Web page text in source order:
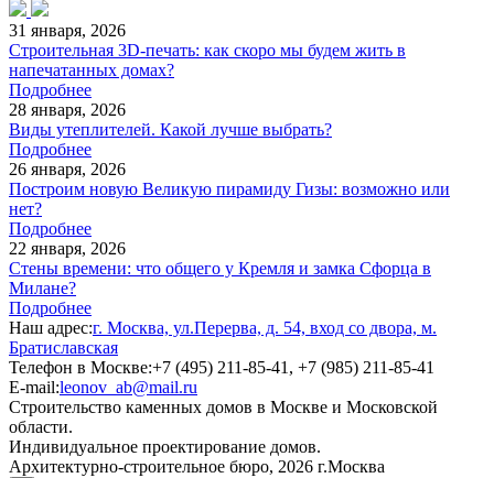
31 января, 2026
Строительная 3D-печать: как скоро мы будем жить в
напечатанных домах?
Подробнее
28 января, 2026
Виды утеплителей. Какой лучше выбрать?
Подробнее
26 января, 2026
Построим новую Великую пирамиду Гизы: возможно или
нет?
Подробнее
22 января, 2026
Стены времени: что общего у Кремля и замка Сфорца в
Милане?
Подробнее
Наш адрес:г. Москва, ул.Перерва, д. 54, вход со двора, м.
Братиславская
Телефон в Москве:+7 (495) 211-85-41, +7 (985) 211-85-41
E-mail:leonov_ab@mail.ru
Строительство каменных домов в Москве и Московской
области.
Индивидуальное проектирование домов.
Архитектурно-строительное бюро, 2026 г.Москва